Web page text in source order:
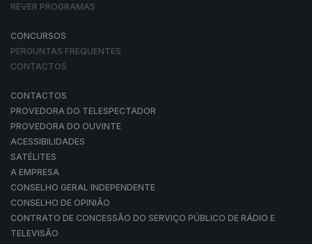
REVER PROGRAMAS
CONCURSOS
PERGUNTAS FREQUENTES
CONTACTOS
CONTACTOS
PROVEDORA DO TELESPECTADOR
PROVEDORA DO OUVINTE
ACESSIBILIDADES
SATÉLITES
A EMPRESA
CONSELHO GERAL INDEPENDENTE
CONSELHO DE OPINIÃO
CONTRATO DE CONCESSÃO DO SERVIÇO PÚBLICO DE RÁDIO E
TELEVISÃO